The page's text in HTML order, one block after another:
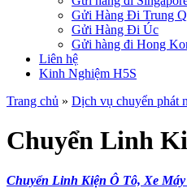
Gửi Hàng Đi Trung
Gửi Hàng Đi Úc
Gửi hàng đi Hong
Liên hệ
Kinh Nghiệm H5S
Trang chủ » Dịch vụ chuyển phát
Chuyển Linh
Chuyển Linh Kiện Ô Tô, Xe